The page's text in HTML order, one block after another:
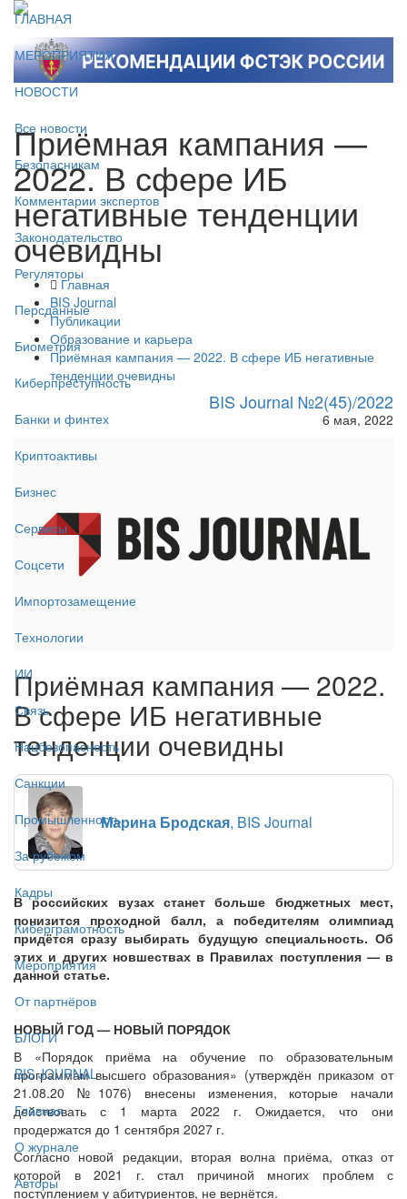
ГЛАВНАЯ
МЕРОПРИЯТИЯ
НОВОСТИ
Все новости
Безопасникам
Комментарии экспертов
Законодательство
Регуляторы
Персданные
Биометрия
Киберпреступность
Банки и финтех
Криптоактивы
Бизнес
Сервисы
Соцсети
Импортозамещение
Технологии
ИИ
Связь
Нацбезопасность
Санкции
Промышленность
За рубежом
Кадры
Киберграмотность
Мероприятия
От партнёров
БЛОГИ
BIS JOURNAL
Главная
О журнале
Авторы
Приёмная кампания —
2022. В сфере ИБ
негативные тенденции
очевидны
Главная
BIS Journal
Публикации
Образование и карьера
Приёмная кампания — 2022. В сфере ИБ негативные
тенденции очевидны
BIS Journal №2(45)/2022
6 мая, 2022
Приёмная кампания — 2022.
В сфере ИБ негативные
тенденции очевидны
Марина Бродская, BIS Journal
В российских вузах станет больше бюджетных мест,
понизится проходной балл, а победителям олимпиад
придётся сразу выбирать будущую специальность. Об
этих и других новшествах в Правилах поступления — в
данной статье.
НОВЫЙ ГОД — НОВЫЙ ПОРЯДОК
В «Порядок приёма на обучение по образовательным
программам высшего образования» (утверждён приказом от
21.08.20 №1076) внесены изменения, которые начали
действовать с 1 марта 2022 г. Ожидается, что они
продержатся до 1 сентября 2027 г.
Согласно новой редакции, вторая волна приёма, отказ от
которой в 2021 г. стал причиной многих проблем с
поступлением у абитуриентов, не вернётся.